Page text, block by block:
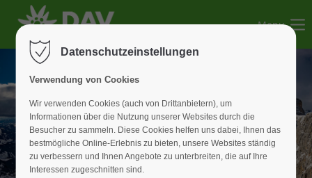
Der Eintrag "offcanvas-col2" existiert leider nicht.
Der Eintrag "offcanvas-col3" existiert leider nicht.
Der Eintrag "offcanvas-col4" existiert leider nicht.
Menu
Datenschutzeinstellungen
Verwendung von Cookies
Wir verwenden Cookies (auch von Drittanbietern), um
Informationen über die Nutzung unserer Websites durch die
Besucher zu sammeln. Diese Cookies helfen uns dabei, Ihnen das
bestmögliche Online-Erlebnis zu bieten, unsere Websites ständig
zu verbessern und Ihnen Angebote zu unterbreiten, die auf Ihre
Interessen zugeschnitten sind.